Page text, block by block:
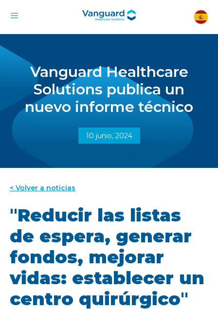
Vanguard Healthcare
Solutions publica un
nuevo informe técnico
10 junio, 2024
< Volver a noticias
"Reducir las listas
de espera, generar
fondos, mejorar
vidas: establecer un
centro quirúrgico"